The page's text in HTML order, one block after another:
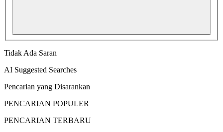
Tidak Ada Saran
AI Suggested Searches
Pencarian yang Disarankan
PENCARIAN POPULER
PENCARIAN TERBARU